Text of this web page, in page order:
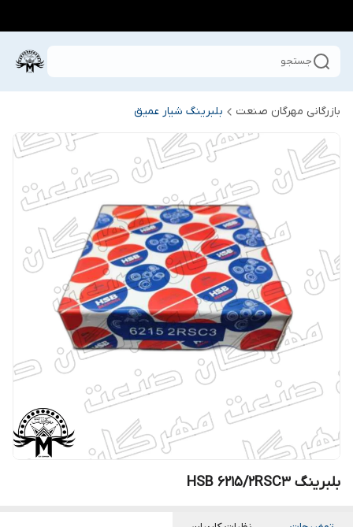
جستجو
بازرگانی مهرگان صنعت بلبرینگ شیار عمیق
بلبرینگ HSB 6215/2RSC3